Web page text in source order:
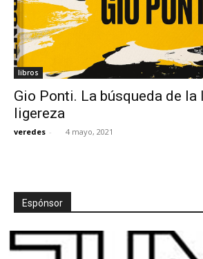
libros
Gio Ponti. La búsqueda de la
ligereza
veredes - 4 mayo, 2021
Espónsor